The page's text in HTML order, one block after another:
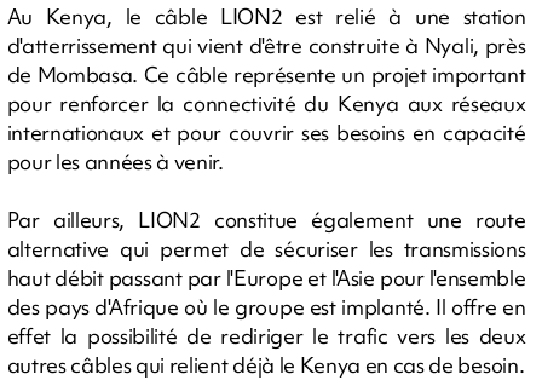
Au Kenya, le câble LION2 est relié à une station
d'atterrissement qui vient d'être construite à Nyali, près
de Mombasa. Ce câble représente un projet important
pour renforcer la connectivité du Kenya aux réseaux
internationaux et pour couvrir ses besoins en capacité
pour les années à venir.
Par ailleurs, LION2 constitue également une route
alternative qui permet de sécuriser les transmissions
haut débit passant par l'Europe et l'Asie pour l'ensemble
des pays d'Afrique où le groupe est implanté. Il offre en
effet la possibilité de rediriger le trafic vers les deux
autres câbles qui relient déjà le Kenya en cas de besoin.